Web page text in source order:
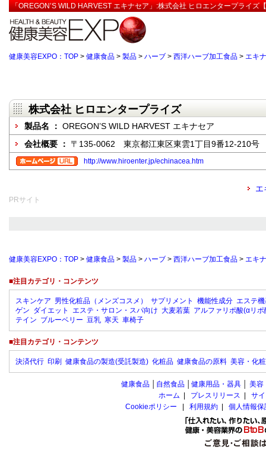
「OREGON’S WILD HARVEST エキナセア」:株式会社 ヒロエンタープライズ
健康美容EXPO：TOP > 健康食品 > 製品 > ハーブ > 西洋ハーブ加工食品 > エキ
株式会社 ヒロエンタープライズ
製品名 ： OREGON’S WILD HARVEST エキナセア
会社概要 ： 〒135-0062 東京都江東区東雲1丁目9番12-210号
http://www.hiroenter.jp/echinacea.htm
エ
PRサイト
健康美容EXPO：TOP > 健康食品 > 製品 > ハーブ > 西洋ハーブ加工食品 > エキ
■注目カテゴリ・コンテンツ
スキンケア 男性化粧品（メンズコスメ） サプリメント 機能性成分 エステ
ゲン ダイエット エステ・サロン・スパ向け 大麦若葉 アルファリポ酸(αリポ
テイン ブルーベリー 豆乳 寒天 車椅子
■注目カテゴリ・コンテンツ
決済代行 印刷 健康食品の製造(受託製造) 化粧品 健康食品の原料 美容・化
健康食品 自然食品 健康用品・器具 美容
ホーム
プレスリリース
サ
Cookieポリシー
利用規約 個人情報